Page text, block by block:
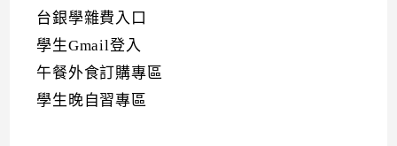
台銀學雜費入口
學生Gmail登入
午餐外食訂購專區
學生晚自習專區